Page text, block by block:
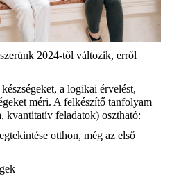
2024-től változik, erről
a logikai érvelést,
méri. A felkészítő tanfolyam
kvantitatív feladatok) osztható:
otthon, még az első